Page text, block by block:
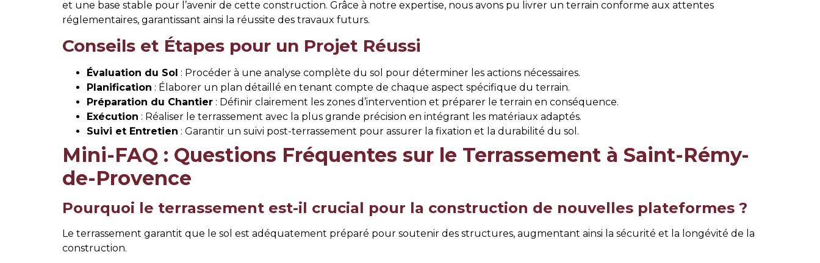
et une base stable pour l’avenir de cette construction. Grâce à notre expertise, nous avons pu livrer un terrain conforme aux attentes
réglementaires, garantissant ainsi la réussite des travaux futurs.
Conseils et Étapes pour un Projet Réussi
Évaluation du Sol : Procéder à une analyse complète du sol pour déterminer les actions nécessaires.
Planification : Élaborer un plan détaillé en tenant compte de chaque aspect spécifique du terrain.
Préparation du Chantier : Définir clairement les zones d’intervention et préparer le terrain en conséquence.
Exécution : Réaliser le terrassement avec la plus grande précision en intégrant les matériaux adaptés.
Suivi et Entretien : Garantir un suivi post-terrassement pour assurer la fixation et la durabilité du sol.
Mini-FAQ : Questions Fréquentes sur le Terrassement à Saint-Rémy-
de-Provence
Pourquoi le terrassement est-il crucial pour la construction de nouvelles plateformes ?
Le terrassement garantit que le sol est adéquatement préparé pour soutenir des structures, augmentant ainsi la sécurité et la longévité de la
construction.